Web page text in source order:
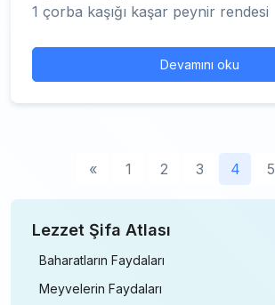
1 çorba kaşığı kaşar peynir rendesi
Devamını oku
« 1 2 3 4 5
Lezzet Şifa Atlası
Baharatların Faydaları
Meyvelerin Faydaları